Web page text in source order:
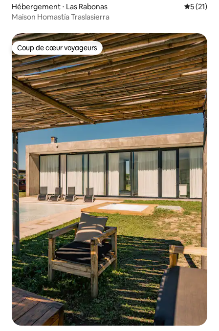
Hébergement ⋅ Las Rabonas
5 (21)
Maison Homastía Traslasierra
Coup de cœur voyageurs
Coup de cœur voyageurs